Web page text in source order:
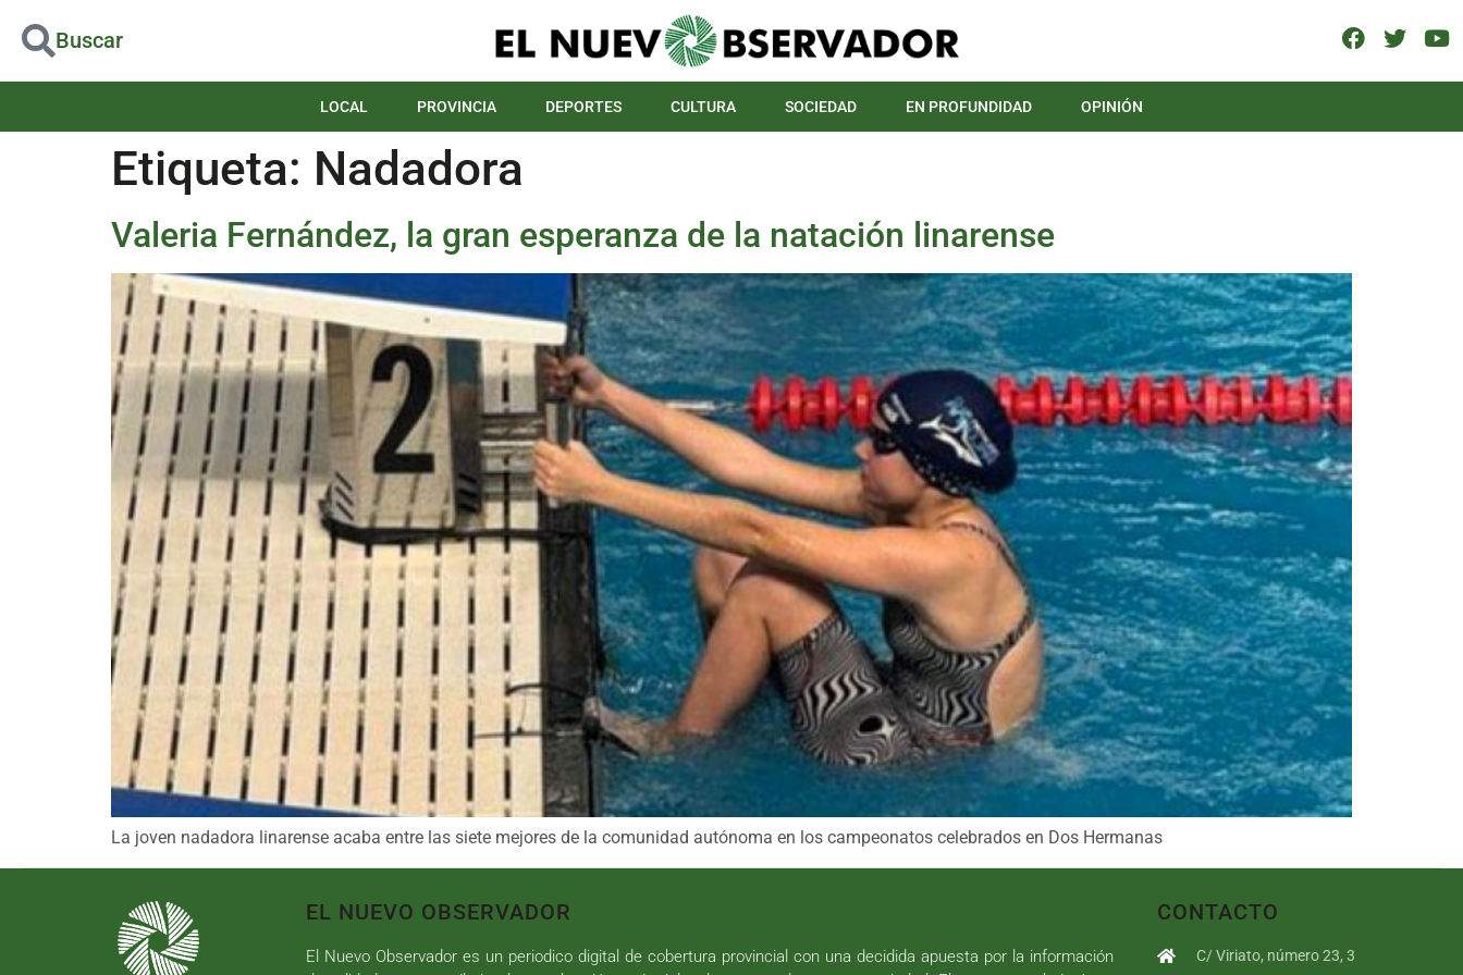
Buscar
LOCAL PROVINCIA DEPORTES CULTURA SOCIEDAD EN PROFUNDIDAD OPINIÓN
Etiqueta: Nadadora
Valeria Fernández, la gran esperanza de la natación linarense
La joven nadadora linarense acaba entre las siete mejores de la comunidad autónoma en los campeonatos celebrados en Dos Hermanas
EL NUEVO OBSERVADOR
El Nuevo Observador es un periodico digital de cobertura provincial con una decidida apuesta por la información
CONTACTO
C/ Viriato, número 23, 3